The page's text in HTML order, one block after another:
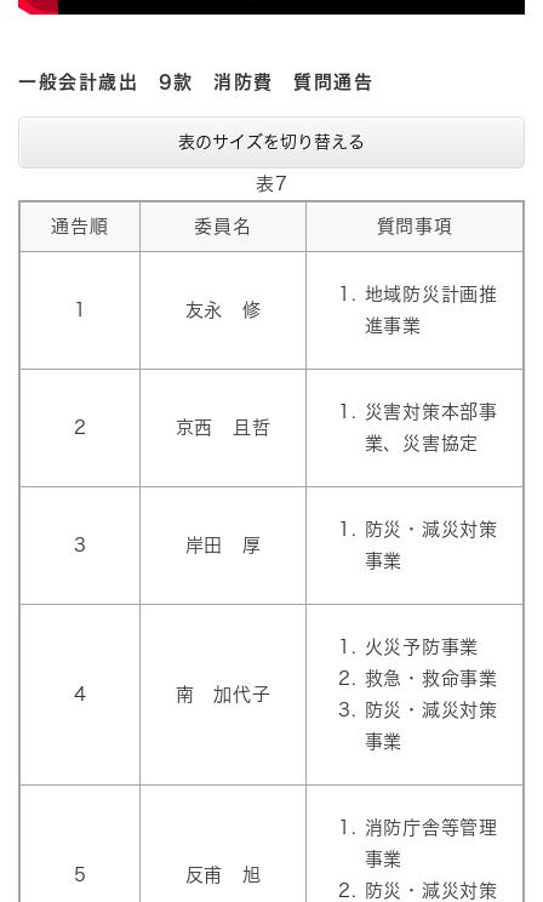
一般会計歳出 9款 消防費 質問通告
表のサイズを切り替える
表7
通告順 委員名 質問事項
友永 修
地域防災計画推
進事業
2 京西 且哲
災害対策本部事
業、災害協定
3 岸田 厚
防災・減災対策
事業
4 南 加代子
火災予防事業
救急・救命事業
防災・減災対策
事業
5 反甫 旭
消防庁舎等管理
事業
防災・減災対策